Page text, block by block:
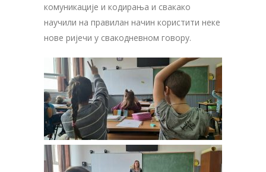
комуникације и кодирања и свакако
научили на правилан начин користити неке
нове ријечи у свакодневном говору.